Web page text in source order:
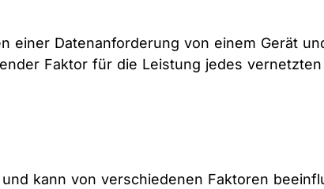
Datenanforderung von einem Gerät
Faktor für die Leistung jedes
kann von verschiedenen Faktoren